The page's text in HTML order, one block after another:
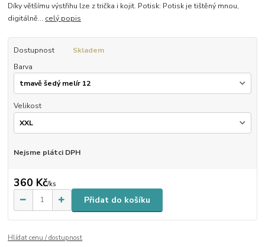
Díky většímu výstřihu lze z trička i kojit. Potisk: Potisk je tištěný mnou,
digitálně... celý popis
Dostupnost
Skladem
Barva
Velikost
Nejsme plátci DPH
360 Kč/ks
Přidat do košíku
Hlídat cenu / dostupnost